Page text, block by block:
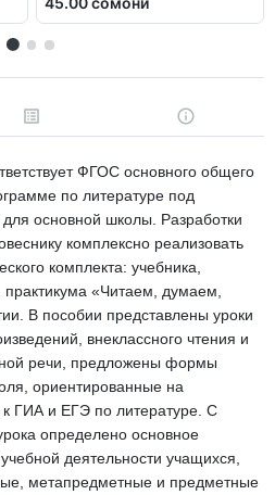
ФГОС основного общего
по литературе под
основной школы. Разработки
комплексно реализовать
комплекта: учебника,
практикума «Читаем, думаем,
В пособии представлены уроки
внеклассного чтения и
речи, предложены формы
ориентированные на
к ГИА и ЕГЭ по литературе. С
определено основное
деятельности учащихся,
метапредметные и предметные